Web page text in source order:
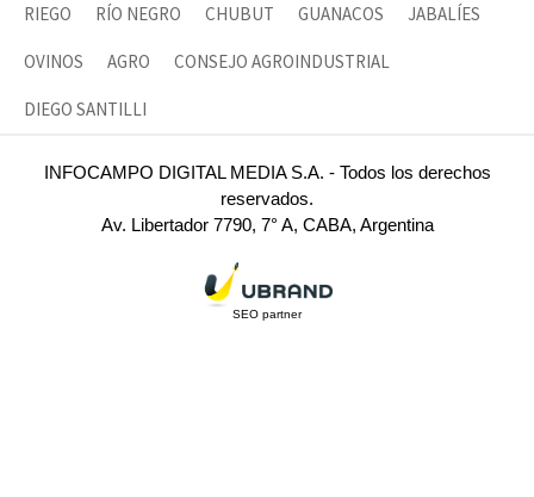
RIEGO RÍO NEGRO CHUBUT GUANACOS JABALÍES
OVINOS AGRO CONSEJO AGROINDUSTRIAL
DIEGO SANTILLI
INFOCAMPO DIGITAL MEDIA S.A. - Todos los derechos
reservados.
Av. Libertador 7790, 7° A, CABA, Argentina
SEO partner